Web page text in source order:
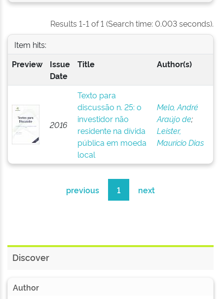
Results 1-1 of 1 (Search time: 0.003 seconds).
Item hits:
Preview
Issue
Date
Title Author(s)
2016
Texto para
discussão n. 25: o
investidor não
residente na dívida
pública em moeda
local
Melo, André
Araújo de;
Leister,
Maurício Dias
previous 1 next
Discover
Author